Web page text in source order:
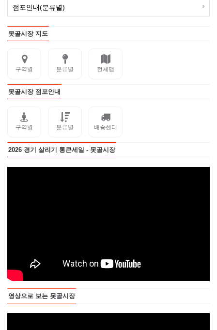
점포안내(분류별)
못골시장 지도
구역별 분류별 전체맵
못골시장 점포안내
구역별 분류별 배송센터
2026 경기 살리기 통큰세일 - 못골시장
영상으로 보는 못골시장